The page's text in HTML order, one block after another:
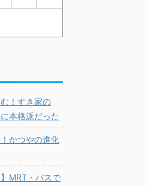
！すき家の
本格派だった
かつやの進化
MRT・バスで